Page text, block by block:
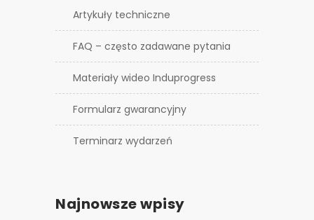
Artykuły techniczne
FAQ – często zadawane pytania
Materiały wideo Induprogress
Formularz gwarancyjny
Terminarz wydarzeń
Najnowsze wpisy